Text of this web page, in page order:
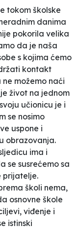
tokom školske
danima
pokorila velika
da je naša
s kojima ćemo
kontakt
možemo naći
život na jednom
učionicu je i
se nosimo
uspone i
obrazovanja.
ima i
se susrećemo sa
prijatelje.
školi nema,
osnovne škole
viđenje i
istinski